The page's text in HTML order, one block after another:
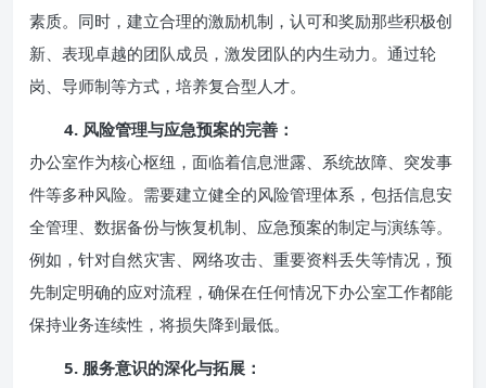
素质。同时，建立合理的激励机制，认可和奖励那些积极创
新、表现卓越的团队成员，激发团队的内生动力。通过轮
岗、导师制等方式，培养复合型人才。
4. 风险管理与应急预案的完善：
办公室作为核心枢纽，面临着信息泄露、系统故障、突发事
件等多种风险。需要建立健全的风险管理体系，包括信息安
全管理、数据备份与恢复机制、应急预案的制定与演练等。
例如，针对自然灾害、网络攻击、重要资料丢失等情况，预
先制定明确的应对流程，确保在任何情况下办公室工作都能
保持业务连续性，将损失降到最低。
5. 服务意识的深化与拓展：